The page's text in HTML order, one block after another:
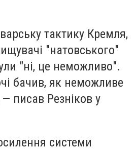
тактику Кремля,
"натовського"
"ні, це неможливо".
бачив, як неможливе
писав Резніков у
системи